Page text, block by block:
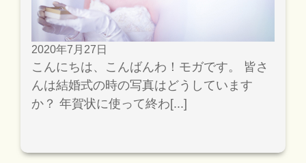
2020年7月27日
こんにちは、こんばんわ！モガです。 皆さ
んは結婚式の時の写真はどうしています
か？ 年賀状に使って終わ[...]